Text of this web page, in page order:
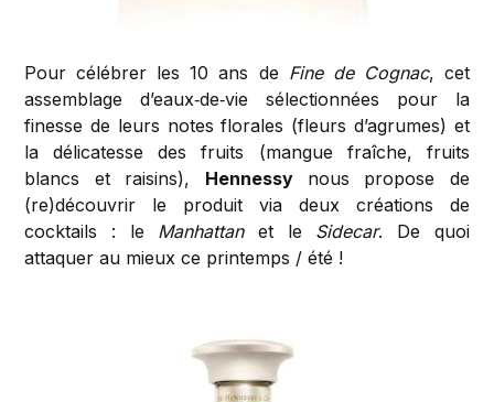
Pour célébrer les 10 ans de Fine de Cognac, cet
assemblage d’eaux‐de‐vie sélectionnées pour la
finesse de leurs notes florales (fleurs d’agrumes) et
la délicatesse des fruits (mangue fraîche, fruits
blancs et raisins), Hennessynous propose de
(re)découvrir le produit via deux créations de
cocktails : le Manhattanet le Sidecar. De quoi
attaquer au mieux ce printemps / été !